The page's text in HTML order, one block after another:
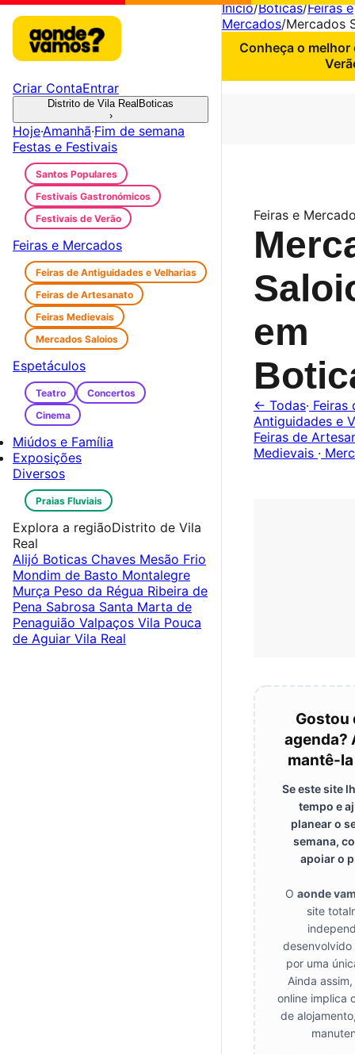
Início/Boticas/Feiras e
Mercados/Mercados
Conheça o melhor
Feiras e
em
← Todas· Feiras
Antiguidades e
Feiras de
Medievais ·
Gostou
agenda?
mantê-
Se este site
tempo e
planear o
semana,
apoiar o
O aonde
site
desenvolvido
por uma
Ainda
online implica
de
Criar ContaEntrar
Distrito de Vila Real Boticas
›
Hoje·Amanhã·Fim de semana
Festas e Festivais
Santos Populares
Festivais Gastronómicos
Festivais de Verão
Feiras e Mercados
Feiras de Antiguidades e Velharias
Feiras de Artesanato
Feiras Medievais
Mercados Saloios
Espetáculos
Teatro
Concertos
Cinema
Miúdos e Família
Exposições
Diversos
Praias Fluviais
Explora a regiãoDistrito de Vila
Real
Alijó Boticas Chaves Mesão Frio
Mondim de Basto Montalegre
Murça Peso da Régua Ribeira de
Pena Sabrosa Santa Marta de
Penaguião Valpaços Vila Pouca
de Aguiar Vila Real